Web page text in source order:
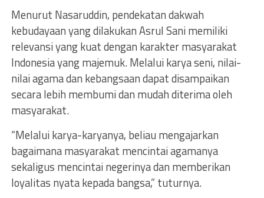
Menurut Nasaruddin, pendekatan dakwah
kebudayaan yang dilakukan Asrul Sani memiliki
relevansi yang kuat dengan karakter masyarakat
Indonesia yang majemuk. Melalui karya seni, nilai-
nilai agama dan kebangsaan dapat disampaikan
secara lebih membumi dan mudah diterima oleh
masyarakat.
“Melalui karya-karyanya, beliau mengajarkan
bagaimana masyarakat mencintai agamanya
sekaligus mencintai negerinya dan memberikan
loyalitas nyata kepada bangsa,” tuturnya.